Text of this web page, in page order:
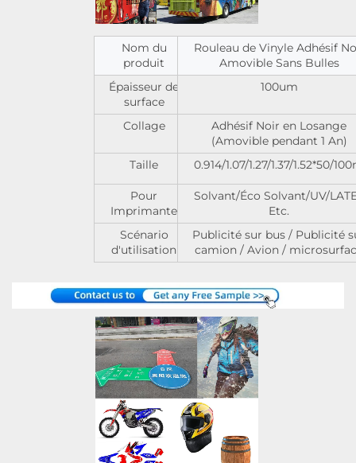
Nom du
produit
Rouleau de Vinyle Adhésif
Amovible Sans Bulles
Épaisseur de
surface
100um
Collage
Adhésif Noir en Losange
(Amovible pendant 1 An)
Taille
0.914/1.07/1.27/1.37/1.52*50/
Pour
Imprimante
Solvant/Éco Solvant/UV/
Etc.
Scénario
d'utilisation
Publicité sur bus / Publicité
camion / Avion /